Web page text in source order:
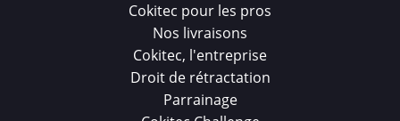
Cokitec pour les pros
Nos livraisons
Cokitec, l'entreprise
Droit de rétractation
Parrainage